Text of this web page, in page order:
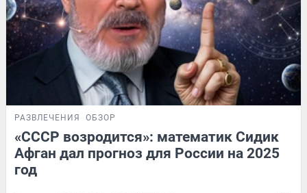
РАЗВЛЕЧЕНИЯ ОБЗОР
«СССР возродится»: математик Сидик
Афган дал прогноз для России на 2025
год